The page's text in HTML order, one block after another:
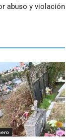
abuso y violación